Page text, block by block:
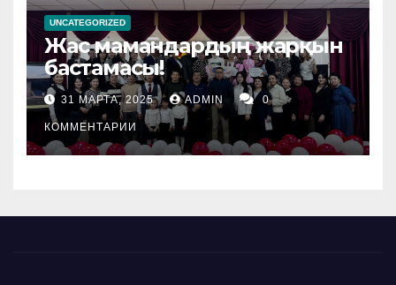
UNCATEGORIZED
Жас мамандардың жарқын
бастамасы!
31 МАРТА, 2025 ADMIN 0
КОММЕНТАРИИ